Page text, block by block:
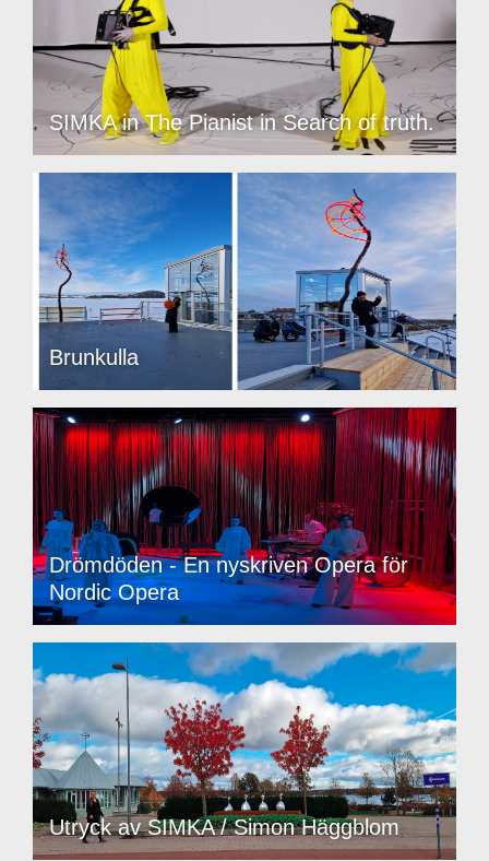
SIMKA in The Pianist in Search of truth.
Brunkulla
Drömdöden - En nyskriven Opera för
Nordic Opera
Utryck av SIMKA / Simon Häggblom